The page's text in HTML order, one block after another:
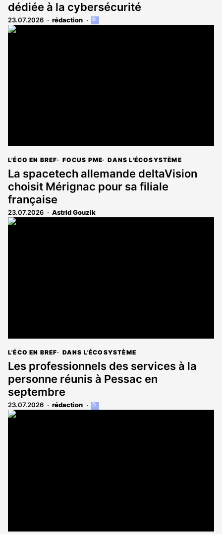
dédiée à la cybersécurité
23.07.2026 rédaction
Cet
L'ÉCO EN BREF FOCUS PME DANS L'ÉCOSYSTÈME
La spacetech allemande deltaVision
choisit Mérignac pour sa filiale
française
23.07.2026 Astrid Gouzik
L'ÉCO EN BREF DANS L'ÉCOSYSTÈME
Les professionnels des services à la
personne réunis à Pessac en
septembre
23.07.2026 rédaction
Cet